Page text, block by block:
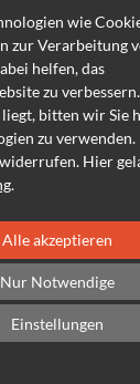
wie
zur Verarbeitung
helfen, das
zu
bitten wir Sie
zu verwenden.
Hier
.
Alleakzeptieren
Nur Notwendige
Einstellungen
1 2 3 4